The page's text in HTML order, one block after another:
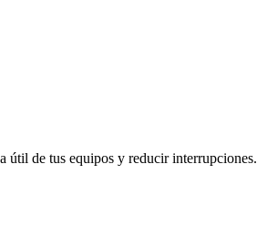
útil de tus equipos y reducir interrupciones.